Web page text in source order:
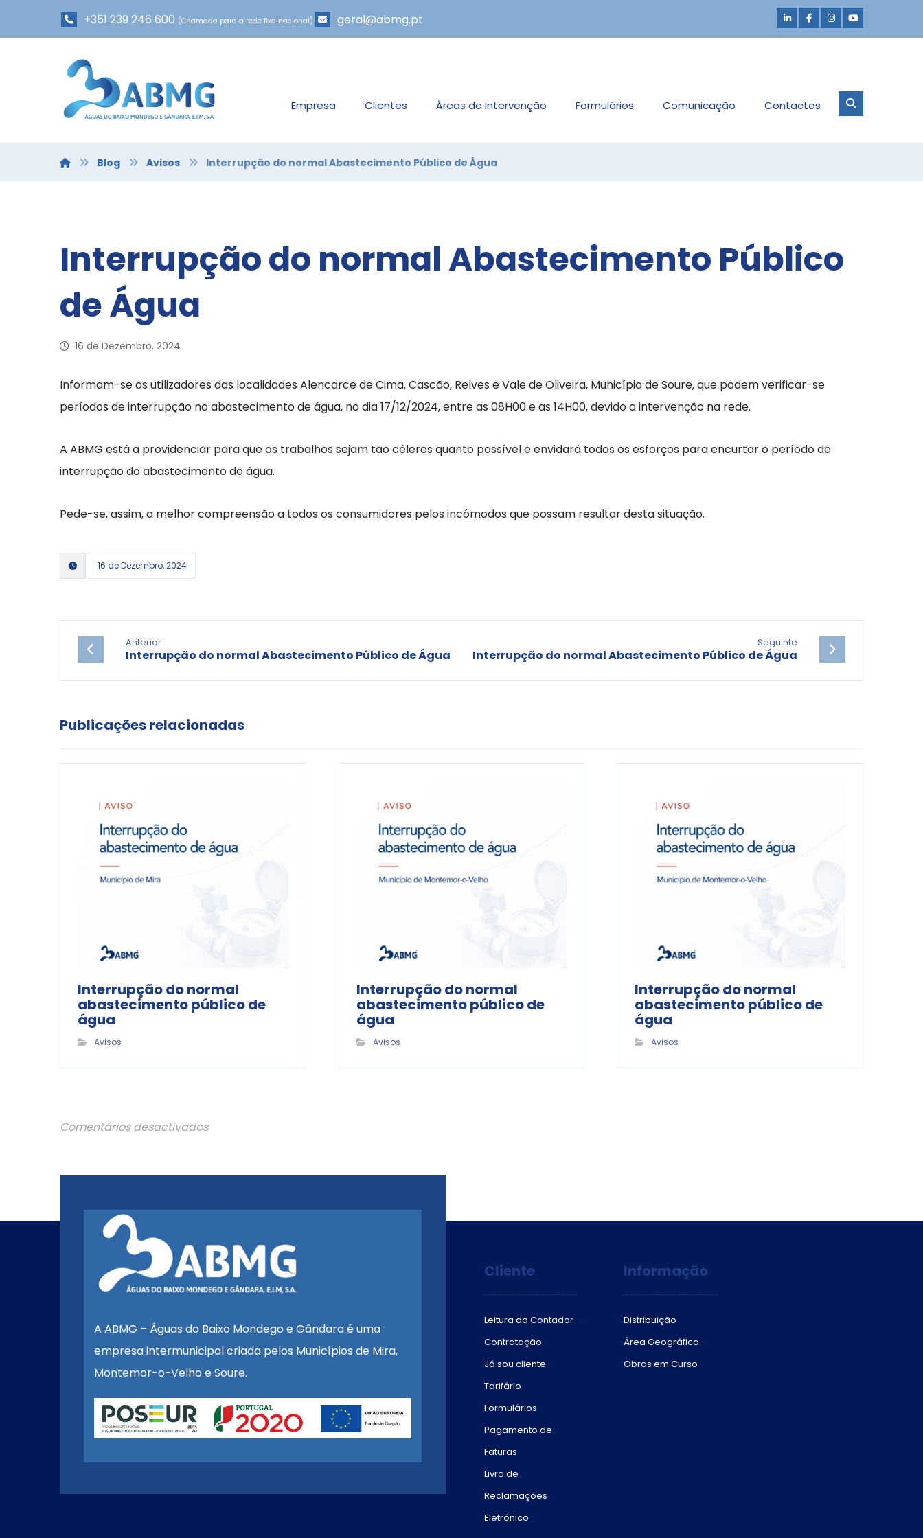
+351 239 246 600 (Chamada para a rede fixa nacional) geral@abmg.pt
Empresa Clientes Áreas de Intervenção Formulários Comunicação Contactos
Blog Avisos Interrupção do normal Abastecimento Público de Água
Interrupção do normal Abastecimento Público
de Água
16 de Dezembro, 2024
Informam-se os utilizadores das localidades Alencarce de Cima, Cascão, Relves e Vale de Oliveira, Município de Soure, que podem verificar-se
períodos de interrupção no abastecimento de água, no dia 17/12/2024, entre as 08H00 e as 14H00, devido a intervenção na rede.
A ABMG está a providenciar para que os trabalhos sejam tão céleres quanto possível e envidará todos os esforços para encurtar o período de
interrupção do abastecimento de água.
Pede-se, assim, a melhor compreensão a todos os consumidores pelos incómodos que possam resultar desta situação.
16 de Dezembro, 2024
Anterior
Interrupção do normal Abastecimento Público de Água
Seguinte
Interrupção do normal Abastecimento Público de Água
Publicações relacionadas
Interrupção do normal
abastecimento público de
água
Avisos
Interrupção do normal
abastecimento público de
água
Avisos
Interrupção do normal
abastecimento público de
água
Avisos
Comentários desactivados
A ABMG – Águas do Baixo Mondego e Gândara é uma
empresa intermunicipal criada pelos Municípios de Mira,
Montemor-o-Velho e Soure.
Cliente
Leitura do Contador
Contratação
Já sou cliente
Tarifário
Formulários
Pagamento de
Faturas
Livro de
Reclamações
Eletrónico
Informação
Distribuição
Área Geográfica
Obras em Curso